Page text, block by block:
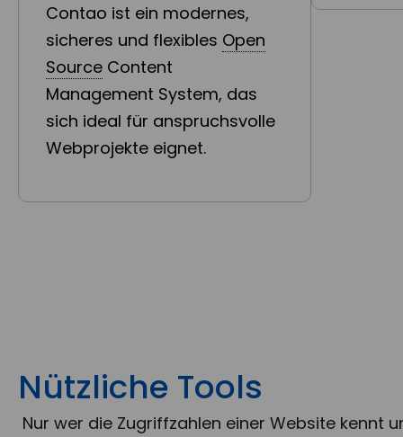
Contao ist ein modernes,
sicheres und flexibles Open
Source Content
Management System, das
sich ideal für anspruchsvolle
Webprojekte eignet.
Nützliche Tools
Nur wer die Zugriffzahlen einer Website kennt